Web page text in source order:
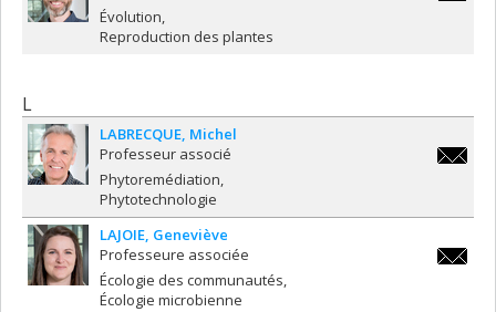
Évolution
Reproduction des plantes
L
LABRECQUE Michel
Professeur associé
Phytoremédiation
Phytotechnologie
LAJOIE Geneviève
Professeure associée
Écologie des communautés
Écologie microbienne